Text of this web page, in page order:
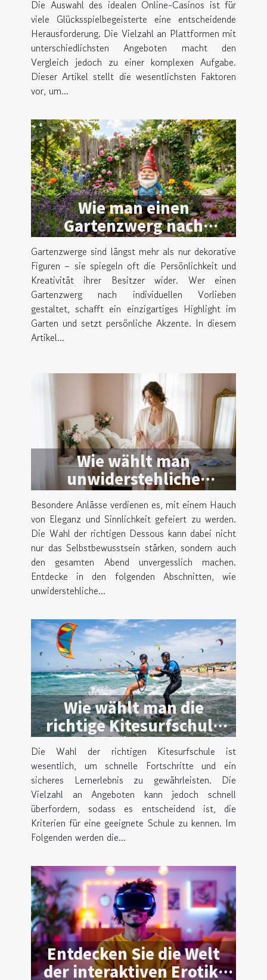
auswählt
Die Auswahl des idealen Online-Casinos ist für
viele Glücksspielbegeisterte eine entscheidende
Herausforderung. Die Vielzahl an Plattformen mit
unterschiedlichsten Angeboten macht den
Vergleich jedoch zu einer komplexen Aufgabe.
Dieser Artikel stellt die wesentlichsten Faktoren
vor, um...
Wie man einen
Gartenzwerg nach
persönlichen Vorlieben
gestaltet
Gartenzwerge sind längst mehr als nur dekorative
Figuren – sie spiegeln oft die Persönlichkeit und
Kreativität ihrer Besitzer wider. Wer einen
Gartenzwerg nach individuellen Vorlieben
gestaltet, schafft ein einzigartiges Highlight im
Garten und setzt persönliche Akzente. In diesem
Artikel...
Wie wählt man
unwiderstehliche
Dessous für besondere
Anlässe?
Besondere Anlässe verdienen es, mit einem Hauch
von Eleganz und Sinnlichkeit gefeiert zu werden.
Die Wahl der richtigen Dessous kann dabei nicht
nur das Selbstbewusstsein stärken, sondern auch
den gesamten Abend unvergesslich machen.
Entdecke in den folgenden Abschnitten, wie
unwiderstehliche...
Wie wählt man die
richtige Kitesurfschule
für effektives Lernen?
Die Wahl der richtigen Kitesurfschule ist
wesentlich, um schnelle Fortschritte und ein
sicheres Lernerlebnis zu gewährleisten. Die
Vielzahl an Angeboten kann jedoch schnell
überfordern, sodass es entscheidend ist, die
Kriterien für eine geeignete Schule zu kennen. Im
Folgenden werden die...
Entdecken Sie die Welt
der interaktiven Erotik: